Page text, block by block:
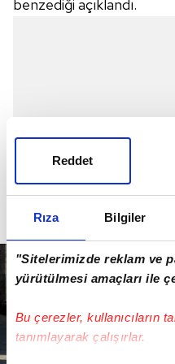
Rıza Bilgiler
"Sitelerimizde reklam ve
yürütülmesi amaçları ile
Bu çerezler, kullanıcıların
tanımlayarak çalışırlar.
Reddet
benzediği açıklandı.